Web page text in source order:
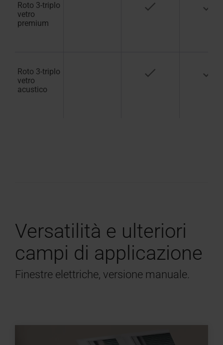
Roto 3-triplo
vetro
premium
Roto 3-triplo
vetro
acustico
Versatilità e ulteriori
campi di applicazione
Finestre elettriche, versione manuale.